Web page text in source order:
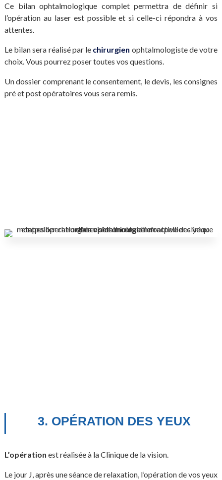
Ce bilan ophtalmologique complet permettra de définir si
l’opération au laser est possible et si celle-ci répondra à vos
attentes.
Le bilan sera réalisé par le chirurgien ophtalmologiste de votre
choix. Vous pourrez poser toutes vos questions.
Un dossier comprenant le consentement, le devis, les consignes
pré et post opératoires vous sera remis.
3. OPÉRATION DES YEUX
L’opération est réalisée à la Clinique de la vision.
Le jour J, après une séance de relaxation, l’opération de vos yeux